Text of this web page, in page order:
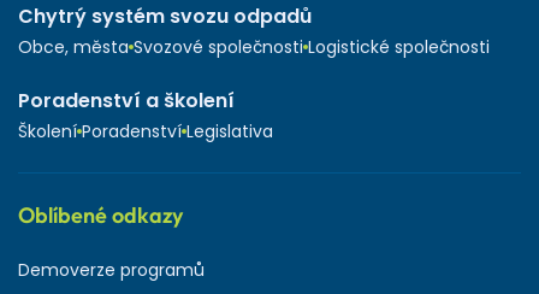
Chytrý systém svozu odpadů
Obce, města Svozové společnosti Logistické společnosti
Poradenství a školení
Školení Poradenství Legislativa
Oblíbené odkazy
Demoverze programů